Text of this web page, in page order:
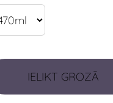
IELIKT GROZĀ